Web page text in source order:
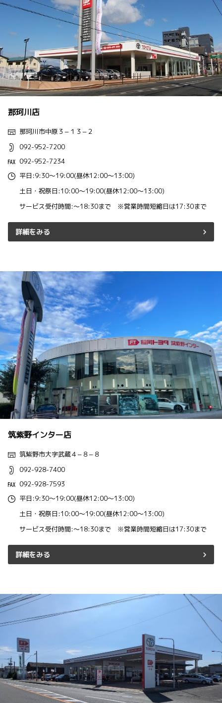
那珂川店
那珂川市中原３−１３−２
092-952-7200
092-952-7234
平日:9:30～19:00(昼休12:00～13:00)
土日・祝祭日:10:00～19:00(昼休12:00～13:00)
サービス受付時間:～18:30まで ※営業時間短縮日は17:30まで
詳細をみる
筑紫野インター店
筑紫野市大字武蔵４−８−８
092-928-7400
092-928-7593
平日:9:30～19:00(昼休12:00～13:00)
土日・祝祭日:10:00～19:00(昼休12:00～13:00)
サービス受付時間:～18:30まで ※営業時間短縮日は17:30まで
詳細をみる